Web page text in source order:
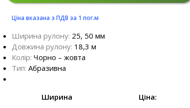
Ціна вказана з ПДВ за 1 пог.м
Ширина рулону: 25, 50 мм
Довжина рулону: 18,3 м
Колір: Чорно – жовта
Тип: Абразивна
Ширина Ціна: